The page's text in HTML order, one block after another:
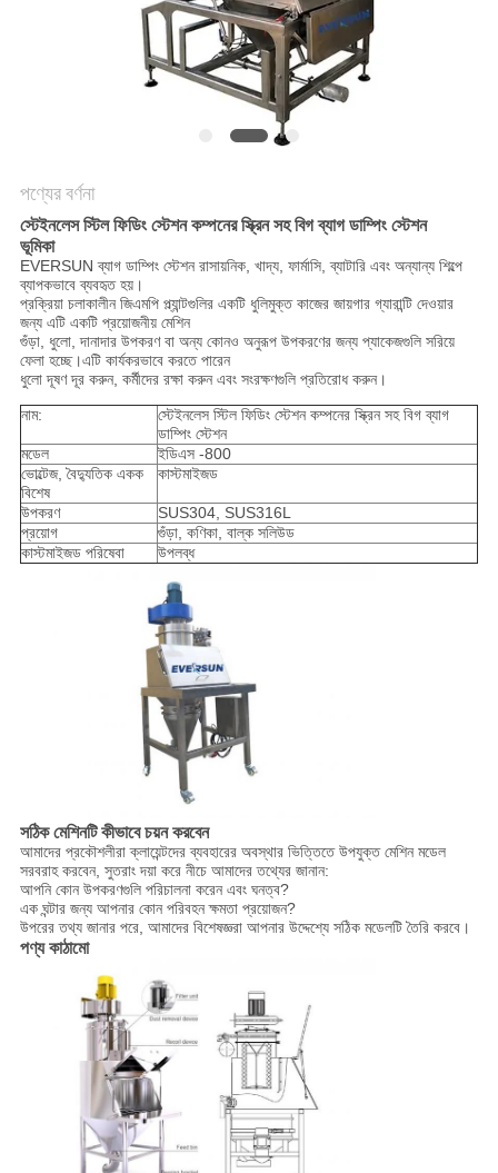
পণ্যের বর্ণনা
স্টেইনলেস স্টিল ফিডিং স্টেশন কম্পনের স্ক্রিন সহ বিগ ব্যাগ ডাম্পিং স্টেশন
ভূমিকা
EVERSUN ব্যাগ ডাম্পিং স্টেশন রাসায়নিক, খাদ্য, ফার্মাসি, ব্যাটারি এবং অন্যান্য শিল্পে
ব্যাপকভাবে ব্যবহৃত হয়।
প্রক্রিয়া চলাকালীন জিএমপি প্ল্যান্টগুলির একটি ধুলিমুক্ত কাজের জায়গার গ্যারান্টি দেওয়ার
জন্য এটি একটি প্রয়োজনীয় মেশিন
গুঁড়া, ধুলো, দানাদার উপকরণ বা অন্য কোনও অনুরূপ উপকরণের জন্য প্যাকেজগুলি সরিয়ে
ফেলা হচ্ছে।এটি কার্যকরভাবে করতে পারেন
ধুলো দূষণ দূর করুন, কর্মীদের রক্ষা করুন এবং সংরক্ষণগুলি প্রতিরোধ করুন।
নাম:
স্টেইনলেস স্টিল ফিডিং স্টেশন কম্পনের স্ক্রিন সহ বিগ ব্যাগ
ডাম্পিং স্টেশন
মডেল
ইডিএস -800
ভোল্টেজ, বৈদ্যুতিক একক
বিশেষ
কাস্টমাইজড
উপকরণ
SUS304, SUS316L
প্রয়োগ
গুঁড়া, কণিকা, বাল্ক সলিউড
কাস্টমাইজড পরিষেবা
উপলব্ধ
সঠিক মেশিনটি কীভাবে চয়ন করবেন
আমাদের প্রকৌশলীরা ক্লায়েন্টদের ব্যবহারের অবস্থার ভিত্তিতে উপযুক্ত মেশিন মডেল
সরবরাহ করবেন, সুতরাং দয়া করে নীচে আমাদের তথ্যের জানান:
আপনি কোন উপকরণগুলি পরিচালনা করেন এবং ঘনত্ব?
এক ঘন্টার জন্য আপনার কোন পরিবহন ক্ষমতা প্রয়োজন?
উপরের তথ্য জানার পরে, আমাদের বিশেষজ্ঞরা আপনার উদ্দেশ্যে সঠিক মডেলটি তৈরি করবে।
পণ্য কাঠামো